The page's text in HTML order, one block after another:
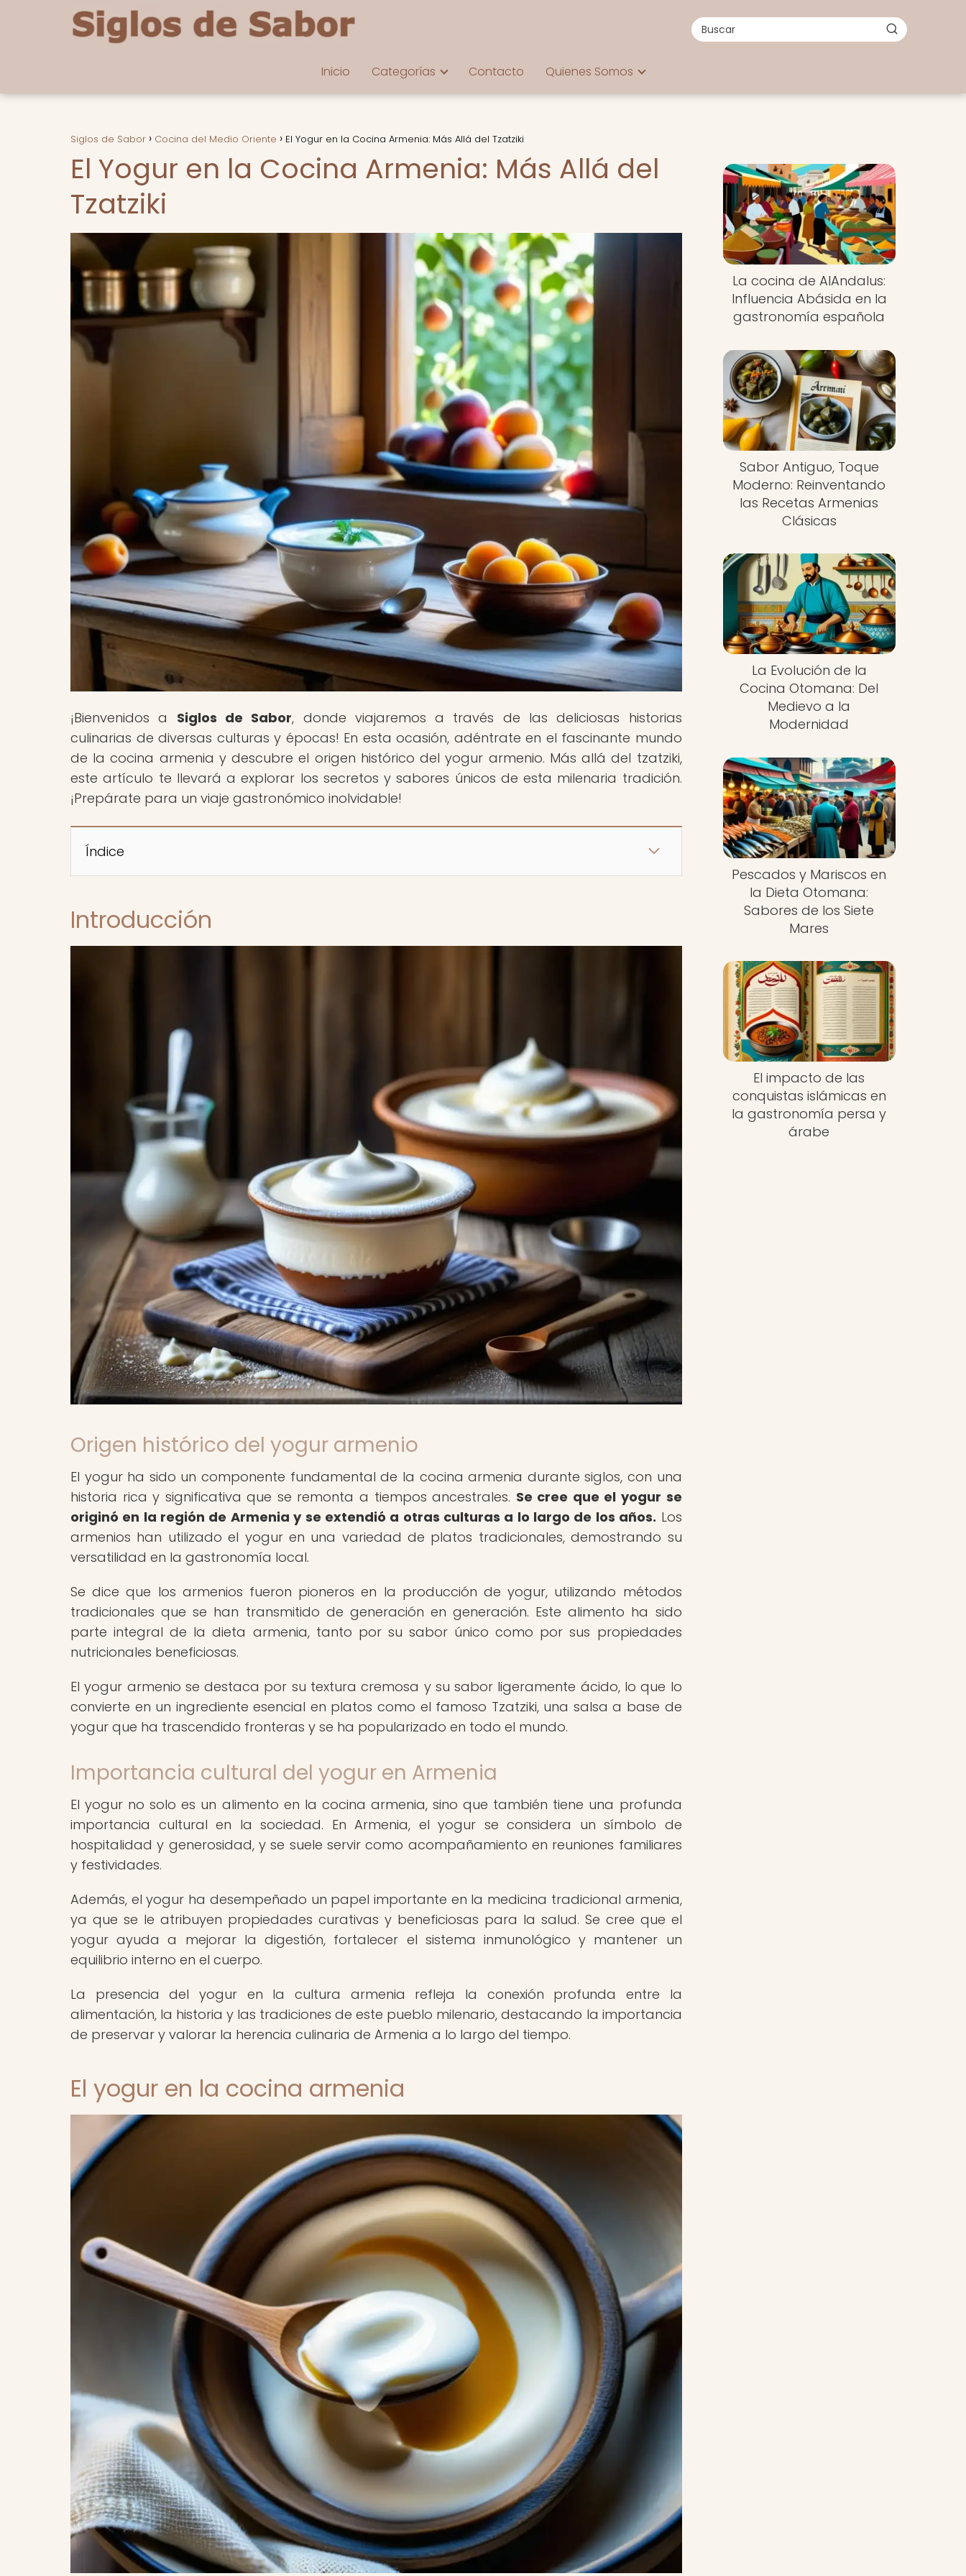
Inicio Categorías Contacto Quienes Somos
Siglos de Sabor Cocina del Medio Oriente El Yogur en la Cocina Armenia: Más Allá del Tzatziki
El Yogur en la Cocina Armenia: Más Allá del
Tzatziki
¡Bienvenidos a Siglos de Sabor, donde viajaremos a través de las deliciosas historias
culinarias de diversas culturas y épocas! En esta ocasión, adéntrate en el fascinante mundo
de la cocina armenia y descubre el origen histórico del yogur armenio. Más allá del tzatziki,
este artículo te llevará a explorar los secretos y sabores únicos de esta milenaria tradición.
¡Prepárate para un viaje gastronómico inolvidable!
Índice
Introducción
Origen histórico del yogur armenio
El yogur ha sido un componente fundamental de la cocina armenia durante siglos, con una
historia rica y significativa que se remonta a tiempos ancestrales. Se cree que el yogur se
originó en la región de Armenia y se extendió a otras culturas a lo largo de los años. Los
armenios han utilizado el yogur en una variedad de platos tradicionales, demostrando su
versatilidad en la gastronomía local.
Se dice que los armenios fueron pioneros en la producción de yogur, utilizando métodos
tradicionales que se han transmitido de generación en generación. Este alimento ha sido
parte integral de la dieta armenia, tanto por su sabor único como por sus propiedades
nutricionales beneficiosas.
El yogur armenio se destaca por su textura cremosa y su sabor ligeramente ácido, lo que lo
convierte en un ingrediente esencial en platos como el famoso Tzatziki, una salsa a base de
yogur que ha trascendido fronteras y se ha popularizado en todo el mundo.
Importancia cultural del yogur en Armenia
El yogur no solo es un alimento en la cocina armenia, sino que también tiene una profunda
importancia cultural en la sociedad. En Armenia, el yogur se considera un símbolo de
hospitalidad y generosidad, y se suele servir como acompañamiento en reuniones familiares
y festividades.
Además, el yogur ha desempeñado un papel importante en la medicina tradicional armenia,
ya que se le atribuyen propiedades curativas y beneficiosas para la salud. Se cree que el
yogur ayuda a mejorar la digestión, fortalecer el sistema inmunológico y mantener un
equilibrio interno en el cuerpo.
La presencia del yogur en la cultura armenia refleja la conexión profunda entre la
alimentación, la historia y las tradiciones de este pueblo milenario, destacando la importancia
de preservar y valorar la herencia culinaria de Armenia a lo largo del tiempo.
El yogur en la cocina armenia
La cocina de AlAndalus:
Influencia Abásida en la
gastronomía española
Sabor Antiguo, Toque
Moderno: Reinventando
las Recetas Armenias
Clásicas
La Evolución de la
Cocina Otomana: Del
Medievo a la
Modernidad
Pescados y Mariscos en
la Dieta Otomana:
Sabores de los Siete
Mares
El impacto de las
conquistas islámicas en
la gastronomía persa y
árabe